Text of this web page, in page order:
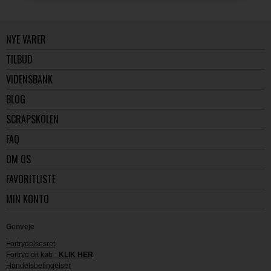
NYE VARER
TILBUD
VIDENSBANK
BLOG
SCRAPSKOLEN
FAQ
OM OS
FAVORITLISTE
MIN KONTO
Genveje
Fortrydelsesret
Fortryd dit køb - KLIK HER
Handelsbetingelser